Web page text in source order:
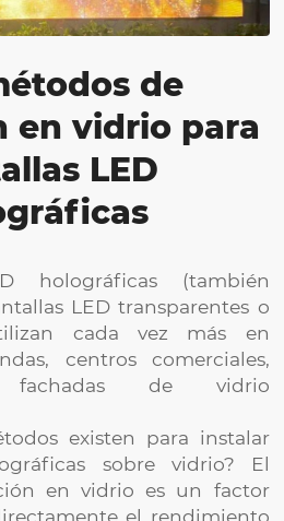
de
en vidrio para
LED
holográficas (también
LED transparentes o
cada vez más en
centros comerciales,
fachadas de vidrio
existen para instalar
sobre vidrio? El
en vidrio es un factor
el rendimiento